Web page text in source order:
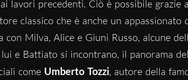
lavori precedenti. Ciò è possibile grazie
classico che è anche un
con Milva, Alice e Giuni Russo, alcune
e Battiato si incontrano, il panorama
come Umberto Tozzi, autore della